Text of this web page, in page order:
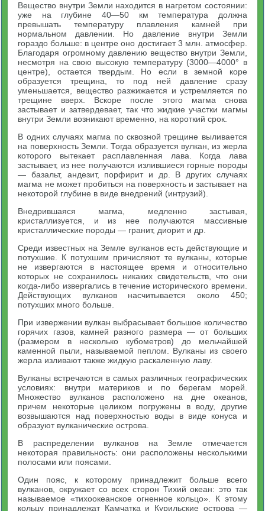
Вещество внутри Земли находится в нагретом состоянии:
уже на глубине 40—50 км температура должна
превышать температуру плавления камней при
нормальном давлении. Но давление внутри Земли
гораздо больше: в центре оно достигает 3 млн. атмосфер.
Благодаря огромному давлению вещество внутри Земли,
несмотря на свою высокую температуру (3000—4000° в
центре), остается твердым. Но если в земной коре
образуется трещина, то под ней давление сразу
уменьшается, вещество разжижается и устремляется по
трещине вверх. Вскоре после этого магма снова
застывает и затвердевает, так что жидкие участки магмы
внутри Земли возникают временно, на короткий срок.
В одних случаях магма по сквозной трещине выливается
на поверхность Земли. Тогда образуется вулкан, из жерла
которого вытекает расплавленная лава. Когда лава
застывает, из нее получаются излившиеся горные породы
— базальт, андезит, порфирит и др. В других случаях
магма не может пробиться на поверхность и застывает на
некоторой глубине в виде внедрений (интрузий).
Внедрившаяся магма, медленно застывая,
кристаллизуется, и из нее получаются массивные
кристаллические породы — гранит, диорит и др.
Среди известных на Земле вулканов есть действующие и
потухшие. К потухшим причисляют те вулканы, которые
не извергаются в настоящее время и относительно
которых не сохранилось никаких свидетельств, что они
когда-либо извергались в течение исторического времени.
Действующих вулканов насчитывается около 450;
потухших много больше.
При извержении вулкан выбрасывает большое количество
горячих газов, камней разного размера — от больших
(размером в несколько кубометров) до мельчайшей
каменной пыли, называемой пеплом. Вулканы из своего
жерла изливают также жидкую раскаленную лаву.
Вулканы встречаются в самых различных географических
условиях: внутри материков и по берегам морей.
Множество вулканов расположено на дне океанов,
причем некоторые целиком погружены в воду, другие
возвышаются над поверхностью воды в виде конуса и
образуют вулканические острова.
В распределении вулканов на Земле отмечается
некоторая правильность: они расположены несколькими
полосами или поясами.
Один пояс, к которому принадлежит больше всего
вулканов, окружает со всех сторон Тихий океан: это так
называемое «тихоокеанское огненное кольцо». К этому
кольцу принадлежат Камчатка и Курильские острова —